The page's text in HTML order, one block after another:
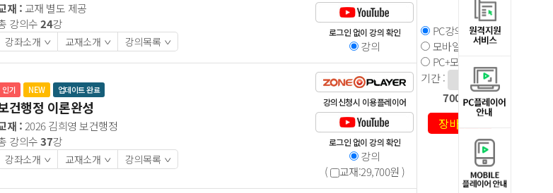
PC강의
모바일강의
PC+모바일강의
기간 :
700,000원
재 :교재 별도 제공
강의수24강
강좌소개> 교재소개> 강의목록>
로그인 없이 강의 확인
강의
인기 NEW 업데이트 완료
건행정 이론완성
재 :2026 김희영 보건행정
강의수37강
강좌소개> 교재소개> 강의목록>
강의신청시 이용플레이어
로그인 없이 강의 확인
강의
(
교재:29,700원 )